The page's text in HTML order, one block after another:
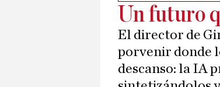
Un futuro
El director de
porvenir donde
descanso: la IA